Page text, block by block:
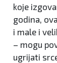
koje
godina,
i male i
– mogu
ugrijati